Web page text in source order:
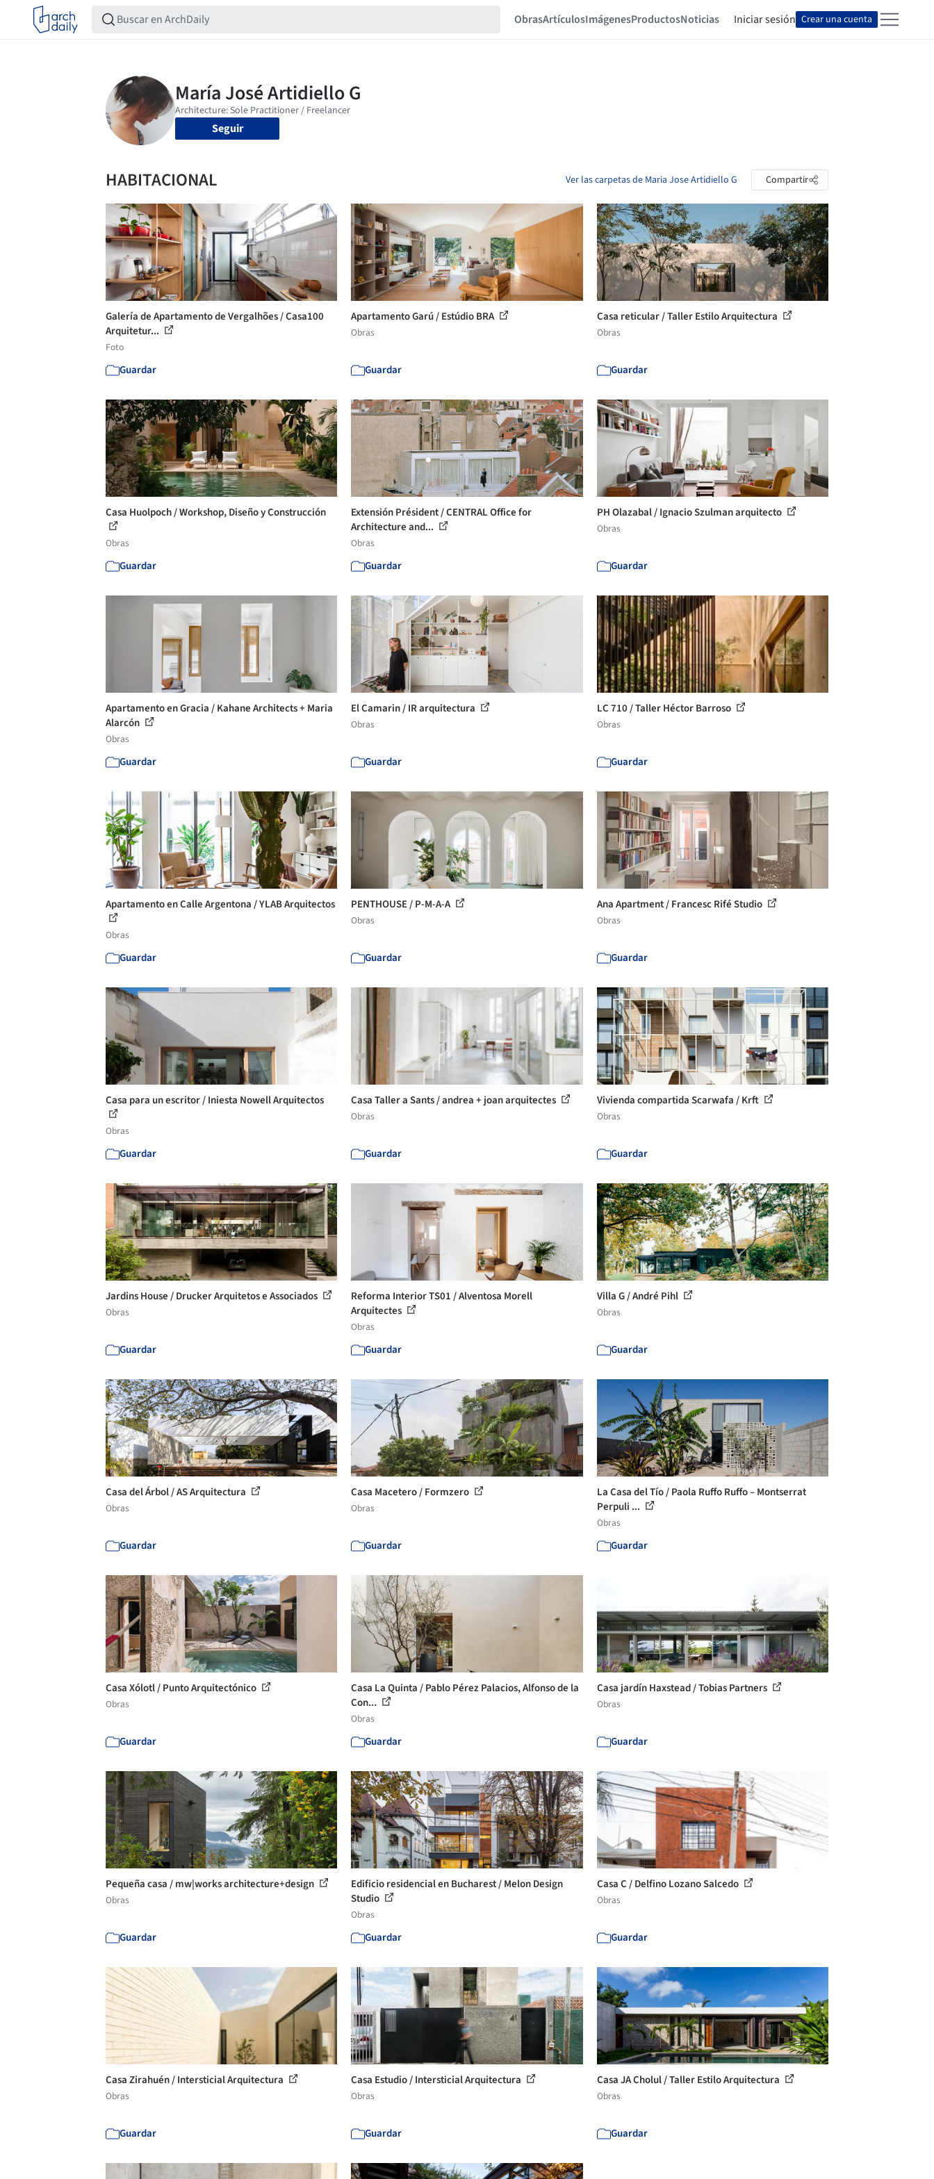
ObrasArtículosImágenesProductosNoticias Iniciar sesión Crear una cuenta
Seguir
HABITACIONAL Ver las carpetas de Maria Jose Artidiello G Compartir
Galería de Apartamento de Vergalhões / Casa100
Arquitetur...
Foto
Guardar
Apartamento Garú / Estúdio BRA
Obras
Guardar
Casa reticular / Taller Estilo Arquitectura
Obras
Guardar
Casa Huolpoch / Workshop, Diseño y Construcción
Obras
Guardar
Extensión Président / CENTRAL Office for
Architecture and...
Obras
Guardar
PH Olazabal / Ignacio Szulman arquitecto
Obras
Guardar
Apartamento en Gracia / Kahane Architects + Maria
Alarcón
Obras
Guardar
El Camarin / IR arquitectura
Obras
Guardar
LC 710 / Taller Héctor Barroso
Obras
Guardar
Apartamento en Calle Argentona / YLAB Arquitectos
Obras
Guardar
PENTHOUSE / P-M-A-A
Obras
Guardar
Ana Apartment / Francesc Rifé Studio
Obras
Guardar
Casa para un escritor / Iniesta Nowell Arquitectos
Obras
Guardar
Casa Taller a Sants / andrea + joan arquitectes
Obras
Guardar
Vivienda compartida Scarwafa / Krft
Obras
Guardar
Jardins House / Drucker Arquitetos e Associados
Obras
Guardar
Reforma Interior TS01 / Alventosa Morell
Arquitectes
Obras
Guardar
Villa G / André Pihl
Obras
Guardar
Casa del Árbol / AS Arquitectura
Obras
Guardar
Casa Macetero / Formzero
Obras
Guardar
La Casa del Tío / Paola Ruffo Ruffo – Montserrat
Perpuli ...
Obras
Guardar
Casa Xólotl / Punto Arquitectónico
Obras
Guardar
Casa La Quinta / Pablo Pérez Palacios, Alfonso de la
Con...
Obras
Guardar
Casa jardín Haxstead / Tobias Partners
Obras
Guardar
Pequeña casa / mw|works architecture+design
Obras
Guardar
Edificio residencial en Bucharest / Melon Design
Studio
Obras
Guardar
Casa C / Delfino Lozano Salcedo
Obras
Guardar
Casa Zirahuén / Intersticial Arquitectura
Obras
Guardar
Casa Estudio / Intersticial Arquitectura
Obras
Guardar
Casa JA Cholul / Taller Estilo Arquitectura
Obras
Guardar